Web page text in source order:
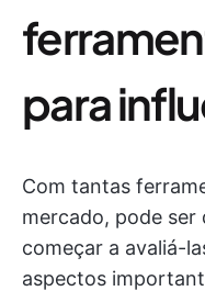
para
Com tantas
mercado, pode
começar a avaliá-
aspectos